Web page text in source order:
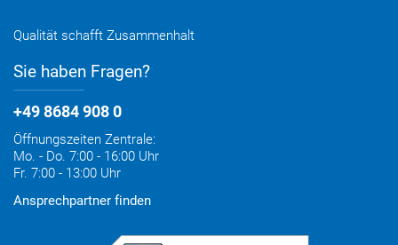
Qualität schafft Zusammenhalt
Sie haben Fragen?
+49 8684 908 0
Öffnungszeiten Zentrale:
Mo. - Do. 7:00 - 16:00 Uhr
Fr. 7:00 - 13:00 Uhr
Ansprechpartner finden